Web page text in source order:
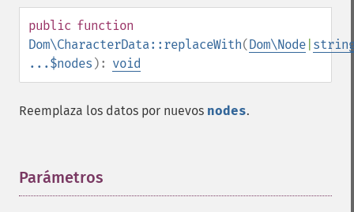
public function
Dom\CharacterData::replaceWith(Dom\Node
...$nodes ): void
Reemplaza los datos por nuevos nodes.
Parámetros